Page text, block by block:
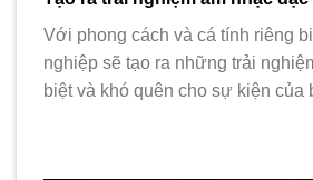
Với phong cách và cá tính riêng
nghiệp sẽ tạo ra những trải
biệt và khó quên cho sự kiện của